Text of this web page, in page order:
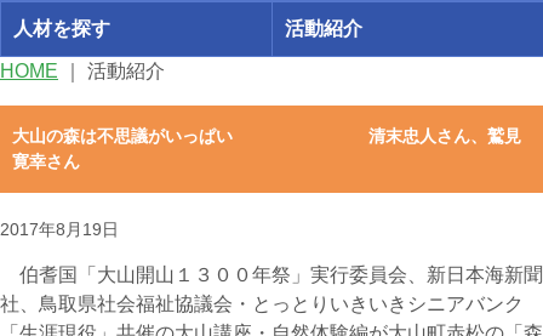
人材を探す 活動紹介
HOME 活動紹介
大山の森は不思議がいっぱい 清末忠人さん、鷲見
寛幸さん
2017年8月19日
伯耆国「大山開山１３００年祭」実行委員会、新日本海新聞
社、鳥取県社会福祉協議会・とっとりいきいきシニアバンク